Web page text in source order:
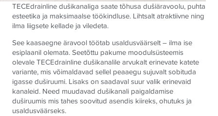
TECEdrainline dušikanaliga saate tõhusa dušiäravoolu, puhta
esteetika ja maksimaalse töökindluse. Lihtsalt atraktiivne ning
ilma liigsete kellade ja viledeta.
See kaasaegne äravool töötab usaldusväärselt – ilma ise
esiplaanil olemata. Seetõttu pakume moodulsüsteemis
olevale TECEdrainline dušikanalile arvukalt erinevate katete
variante, mis võimaldavad sellel peaaegu sujuvalt sobituda
igasse duširuumi. Lisaks on saadaval suur valik erinevaid
kanaleid. Need muudavad dušikanali paigaldamise
duširuumis mis tahes soovitud asendis kiireks, ohutuks ja
usaldusväärseks.